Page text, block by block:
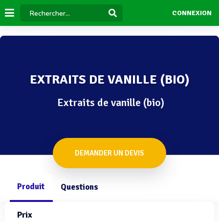
CONNEXION
EXTRAITS DE VANILLE (BIO)
Extraits de vanille (bio)
DEMANDER UN DEVIS
Produit Questions
Prix